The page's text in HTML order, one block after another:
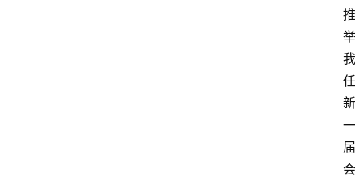
推
举
我
任
新
一
届
会